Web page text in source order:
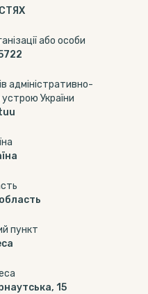
або особи
адміністративно-
України
пункт
15